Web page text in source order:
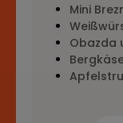
Mini
Obazda